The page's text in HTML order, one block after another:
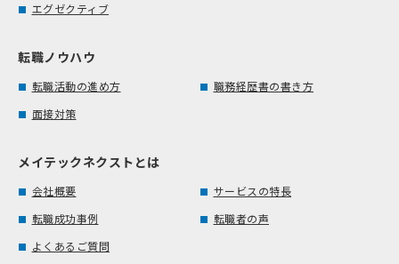
エグゼクティブ
転職ノウハウ
転職活動の進め方
職務経歴書の書き方
面接対策
メイテックネクストとは
会社概要
サービスの特長
転職成功事例
転職者の声
よくあるご質問